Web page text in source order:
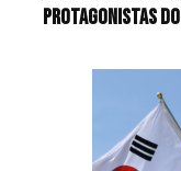
protagonistas do